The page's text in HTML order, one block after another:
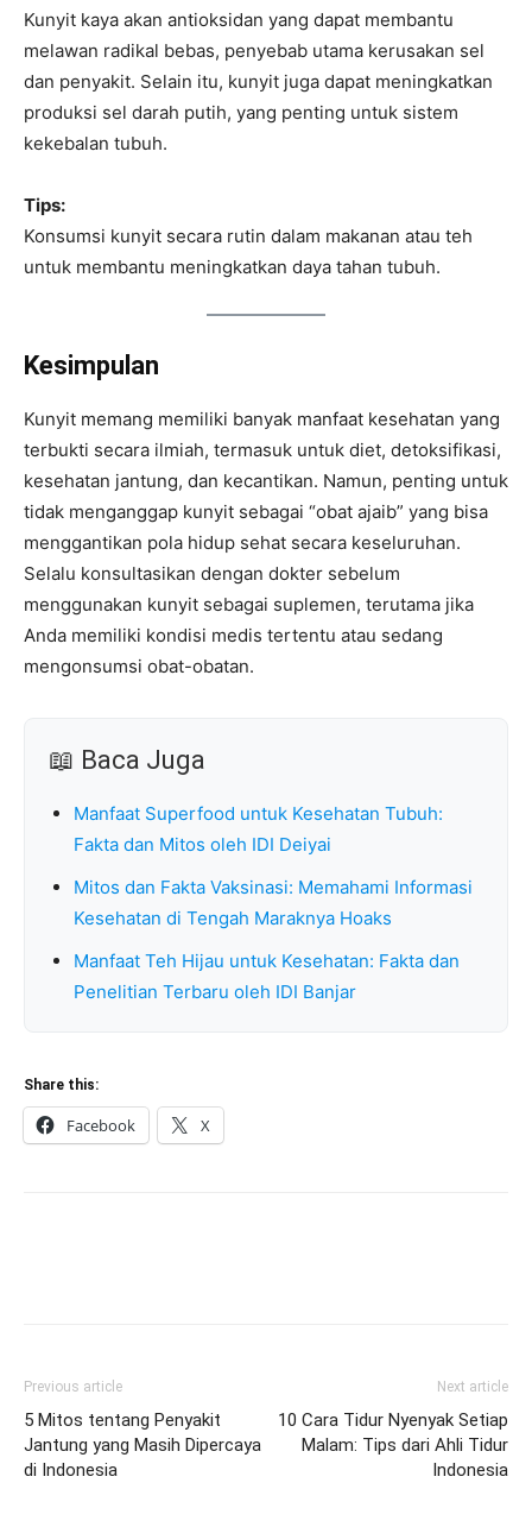
Kunyit kaya akan antioksidan yang dapat membantu
melawan radikal bebas, penyebab utama kerusakan sel
dan penyakit. Selain itu, kunyit juga dapat meningkatkan
produksi sel darah putih, yang penting untuk sistem
kekebalan tubuh.
Tips:
Konsumsi kunyit secara rutin dalam makanan atau teh
untuk membantu meningkatkan daya tahan tubuh.
Kesimpulan
Kunyit memang memiliki banyak manfaat kesehatan yang
terbukti secara ilmiah, termasuk untuk diet, detoksifikasi,
kesehatan jantung, dan kecantikan. Namun, penting untuk
tidak menganggap kunyit sebagai “obat ajaib” yang bisa
menggantikan pola hidup sehat secara keseluruhan.
Selalu konsultasikan dengan dokter sebelum
menggunakan kunyit sebagai suplemen, terutama jika
Anda memiliki kondisi medis tertentu atau sedang
mengonsumsi obat-obatan.
📖 Baca Juga
Manfaat Superfood untuk Kesehatan Tubuh:
Fakta dan Mitos oleh IDI Deiyai
Mitos dan Fakta Vaksinasi: Memahami Informasi
Kesehatan di Tengah Maraknya Hoaks
Manfaat Teh Hijau untuk Kesehatan: Fakta dan
Penelitian Terbaru oleh IDI Banjar
Share this:
Facebook X
Previous article
5 Mitos tentang Penyakit
Jantung yang Masih Dipercaya
di Indonesia
Next article
10 Cara Tidur Nyenyak Setiap
Malam: Tips dari Ahli Tidur
Indonesia